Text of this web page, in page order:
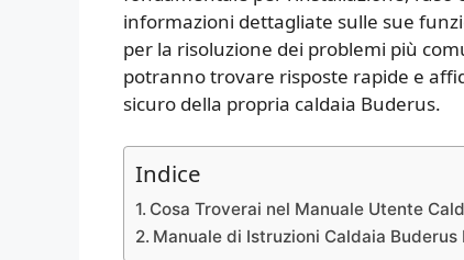
informazioni dettagliate sulle sue
per la risoluzione dei problemi più
potranno trovare risposte rapide e
sicuro della propria caldaia Buderus.
Indice
Cosa Troverai nel Manuale Utente
Manuale di Istruzioni Caldaia Buderus